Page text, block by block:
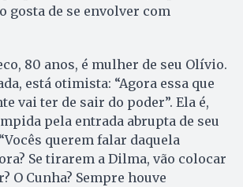
gosta de se envolver com
80 anos, é mulher de seu Olívio.
está otimista: “Agora essa que
vai ter de sair do poder”. Ela é,
pela entrada abrupta de seu
querem falar daquela
Se tirarem a Dilma, vão colocar
O Cunha? Sempre houve